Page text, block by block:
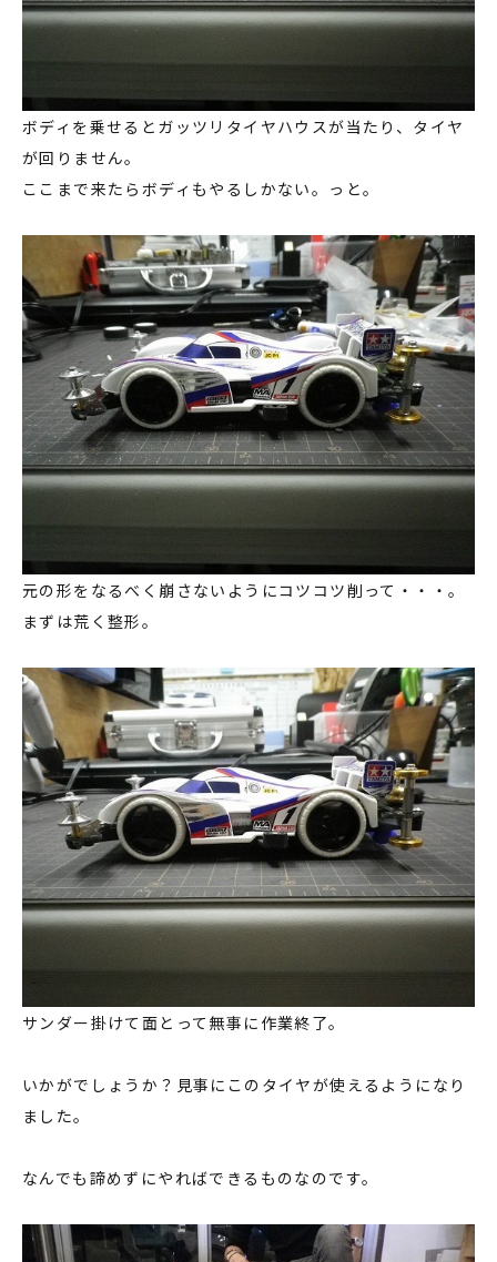
ボディを乗せるとガッツリタイヤハウスが当たり、タイヤ
が回りません。
ここまで来たらボディもやるしかない。っと。
元の形をなるべく崩さないようにコツコツ削って・・・。
まずは荒く整形。
サンダー掛けて面とって無事に作業終了。
いかがでしょうか？見事にこのタイヤが使えるようになり
ました。
なんでも諦めずにやればできるものなのです。